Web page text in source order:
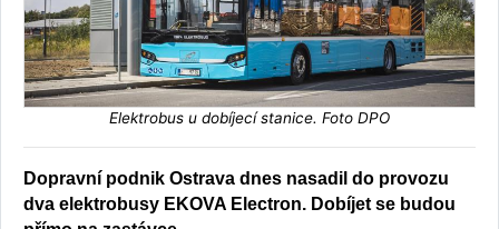
Elektrobus u dobíjecí stanice. Foto DPO
Dopravní podnik Ostrava dnes nasadil do provozu
dva elektrobusy EKOVA Electron. Dobíjet se budou